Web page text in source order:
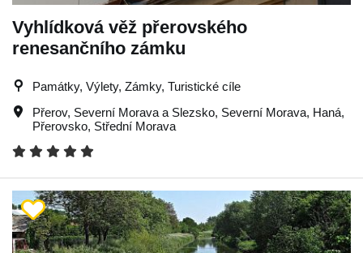
Vyhlídková věž přerovského
renesančního zámku
Památky, Výlety, Zámky, Turistické cíle
Přerov, Severní Morava a Slezsko, Severní Morava, Haná,
Přerovsko, Střední Morava